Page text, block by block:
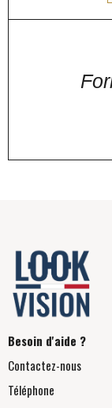
Besoin d'aide ?
Contactez-nous
Téléphone